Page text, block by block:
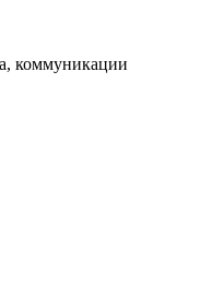
коммуникации